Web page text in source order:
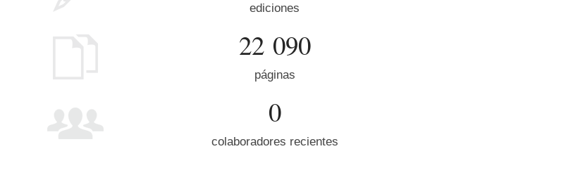
ediciones
22 090
páginas
0
colaboradores recientes